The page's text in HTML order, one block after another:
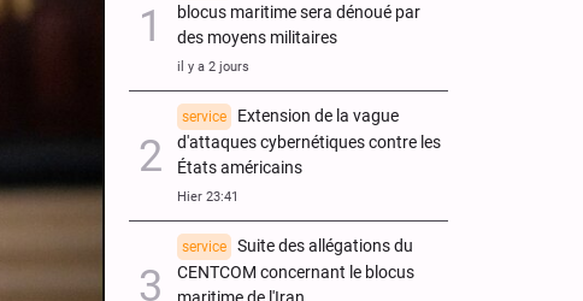
blocus maritime sera dénoué par
des moyens militaires
il y a 2 jours
service
Extension de la vague
d'attaques cybernétiques contre les
États américains
Hier 23:41
service
Suite des allégations du
CENTCOM concernant le blocus